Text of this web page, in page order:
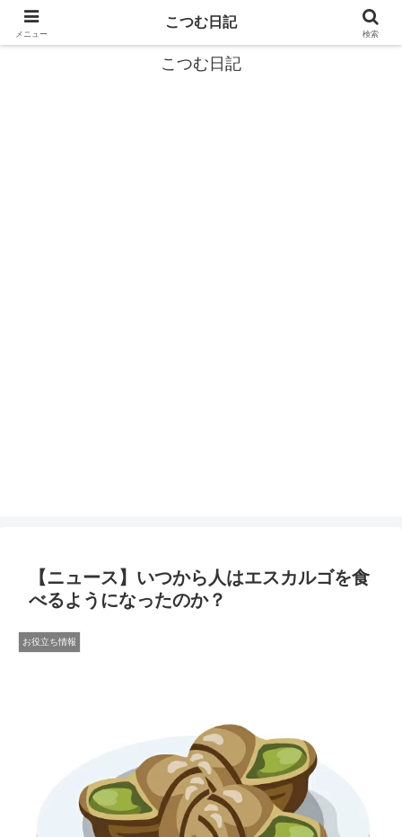
カタツムリから学ぶスローライフ🎓『こつむ日記』🐌
こつむ日記
【ニュース】いつから人はエスカルゴを食
べるようになったのか？
お役立ち情報
メニュー
こつむ日記
検索